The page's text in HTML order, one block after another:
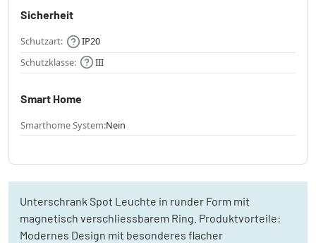
Sicherheit
Schutzart:
IP20
Schutzklasse:
III
Smart Home
Smarthome System:Nein
Unterschrank Spot Leuchte in runder Form mit
magnetisch verschliessbarem Ring. Produktvorteile:
Modernes Design mit besonderes flacher